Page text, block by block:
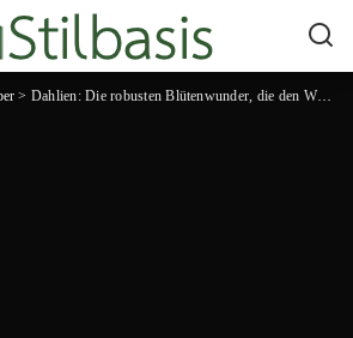
> Dahlien: Die robusten Blütenwunder, die den Winter trotzen